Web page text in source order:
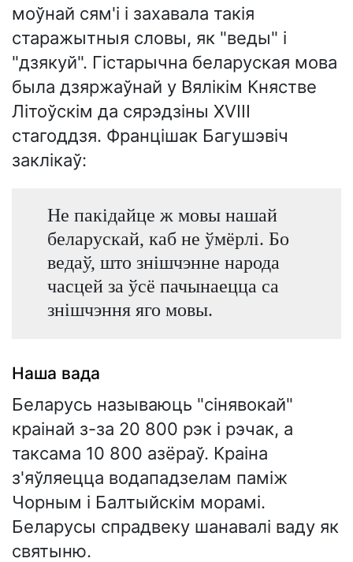
моўнай сям'і і захавала такія
старажытныя словы, як "веды" і
"дзякуй". Гістарычна беларуская мова
была дзяржаўнай у Вялікім Княстве
Літоўскім да сярэдзіны XVIII
стагоддзя. Францішак Багушэвіч
заклікаў:
Не пакідайце ж мовы нашай
беларускай, каб не ўмёрлі. Бо
ведаў, што знішчэнне народа
часцей за ўсё пачынаецца са
знішчэння яго мовы.
Наша вада
Беларусь называюць "сінявокай"
краінай з-за 20 800 рэк і рэчак, а
таксама 10 800 азёраў. Краіна
з'яўляецца водападзелам паміж
Чорным і Балтыйскім морамі.
Беларусы спрадвеку шанавалі ваду як
святыню.